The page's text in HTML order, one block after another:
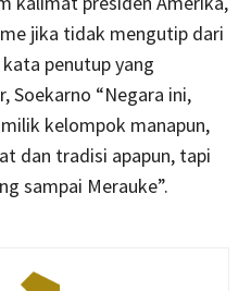
jika tidak mengutip dari
penutup yang
Soekarno “Negara ini,
kelompok manapun,
dan tradisi apapun, tapi
sampai Merauke”.